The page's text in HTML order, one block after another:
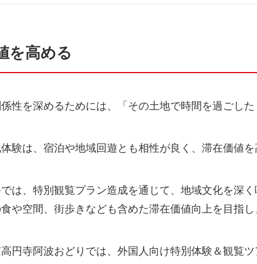
を高める
性を深めるためには、「その土地で時間を過ごした
験は、宿泊や地域回遊とも相性が良く、滞在価値
は、特別観覧プラン造成を通じて、地域文化を深
や空間、街歩きなども含めた滞在価値向上を目指し
円寺阿波おどりでは、外国人向け特別体験＆観覧